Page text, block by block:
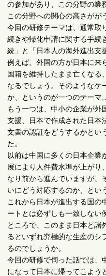
の参加があり、この分野の業
この分野への関心の高さがが
今回の研修テーマは、通常取
続きや帰化申請に関する手続
続」と「日本人の海外進出支
例えば、外国の方が日本に来
国籍を維持したまま亡くなる
なるでしょう。そのようなケ
か、というのが一つのテーマ
もう一つは、中小の企業が外
支援、日本で作成された日本
文書の認証をどうするかとい
た。
以前は中国に多くの日本企業
展により人件費水準が上がり
なり前から進んでいますが、
いにどう対応するのか、とい
これから日本が進出する国の
ートとは必ずしも一致しない
ところで、このまま日本と諸
るといずれ究極的な生産のシ
るのでしょうか。
今回の研修で伺った話では、
になって日本に帰ってこよう